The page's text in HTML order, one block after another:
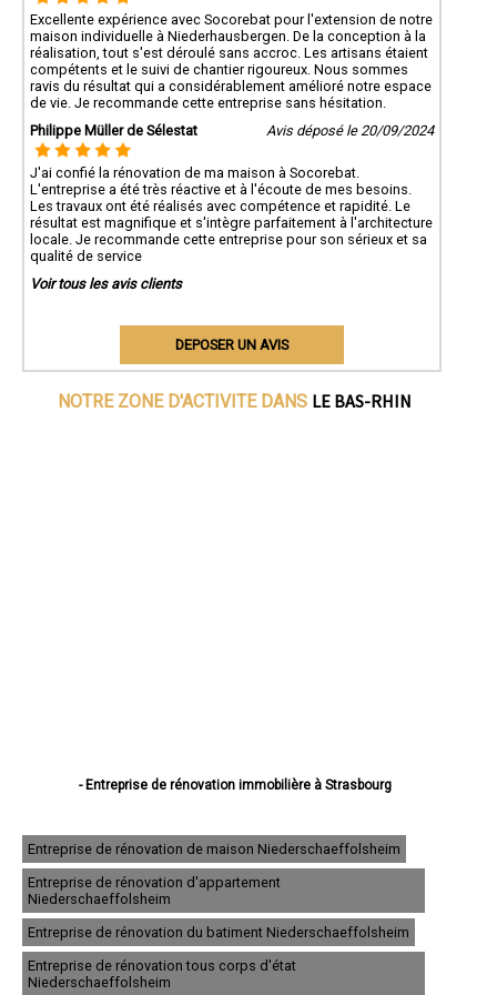
Excellente expérience avec Socorebat pour l'extension de notre
maison individuelle à Niederhausbergen. De la conception à la
réalisation, tout s'est déroulé sans accroc. Les artisans étaient
compétents et le suivi de chantier rigoureux. Nous sommes
ravis du résultat qui a considérablement amélioré notre espace
de vie. Je recommande cette entreprise sans hésitation.
Philippe Müller de Sélestat
Avis déposé le 20/09/2024
J'ai confié la rénovation de ma maison à Socorebat.
L'entreprise a été très réactive et à l'écoute de mes besoins.
Les travaux ont été réalisés avec compétence et rapidité. Le
résultat est magnifique et s'intègre parfaitement à l'architecture
locale. Je recommande cette entreprise pour son sérieux et sa
qualité de service
Voir tous les avis clients
DEPOSER UN AVIS
NOTRE ZONE D'ACTIVITE DANS LE BAS-RHIN
- Entreprise de rénovation immobilière à Strasbourg
- Entreprise de rénovation immobilière à Illkirch-Graffenstaden
- Entreprise de rénovation immobilière à Sélestat
- Entreprise de rénovation immobilière à Bischheim
- Entreprise de rénovation immobilière à Lingolsheim
- Entreprise de rénovation immobilière à Bischwiller
- Entreprise de rénovation immobilière à Saverne
- Entreprise de rénovation immobilière à Obernai
- Entreprise de rénovation immobilière à Ostwald
Entreprise de rénovation de maison Niederschaeffolsheim
Entreprise de rénovation d'appartement
Niederschaeffolsheim
Entreprise de rénovation du batiment Niederschaeffolsheim
Entreprise de rénovation tous corps d'état
Niederschaeffolsheim